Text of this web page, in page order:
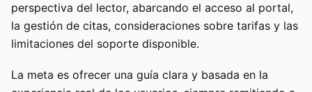
perspectiva del lector, abarcando el acceso al portal,
la gestión de citas, consideraciones sobre tarifas y las
limitaciones del soporte disponible.
La meta es ofrecer una guía clara y basada en la